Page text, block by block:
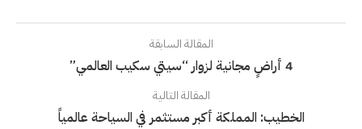
المقالة السابقة
4 أراضٍ مجانية لزوار “سيتي سكيب العالمي”
المقالة التالية
الخطيب: المملكة أكبر مستثمر في السياحة عالمياً